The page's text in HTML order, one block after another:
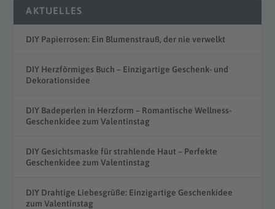
AKTUELLES
DIY Papierrosen: Ein Blumenstrauß, der nie verwelkt
DIY Herzförmiges Buch – Einzigartige Geschenk- und
Dekorationsidee
DIY Badeperlen in Herzform – Romantische Wellness-
Geschenkidee zum Valentinstag
DIY Gesichtsmaske für strahlende Haut – Perfekte
Geschenkidee zum Valentinstag
DIY Drahtige Liebesgrüße: Einzigartige Geschenkidee
zum Valentinstag